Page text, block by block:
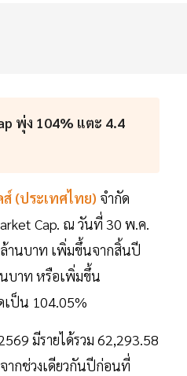
พุ่ง 104% แตะ 4.4
ส์ (ประเทศไทย) จำกัด
Cap. ณ วันที่ 30 พ.ค.
านบาท เพิ่มขึ้นจากสิ้นปี
บาท หรือเพิ่มขึ้น
ป็น 104.05%
มีรายได้รวม 62,293.58
ากช่วงเดียวกันปีก่อนที่